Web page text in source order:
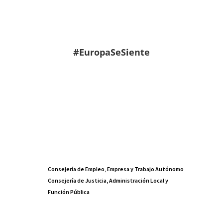
#EuropaSeSiente
Consejería de Empleo, Empresa y Trabajo Autónomo
Consejería de Justicia, Administración Local y
Función Pública